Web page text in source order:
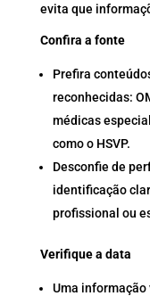
evita que
Confira a fonte
Prefira
reconhecidas:
médicas
como o HSVP.
Desconfie de
identificação
profissional ou
Verifique a data
Uma informação